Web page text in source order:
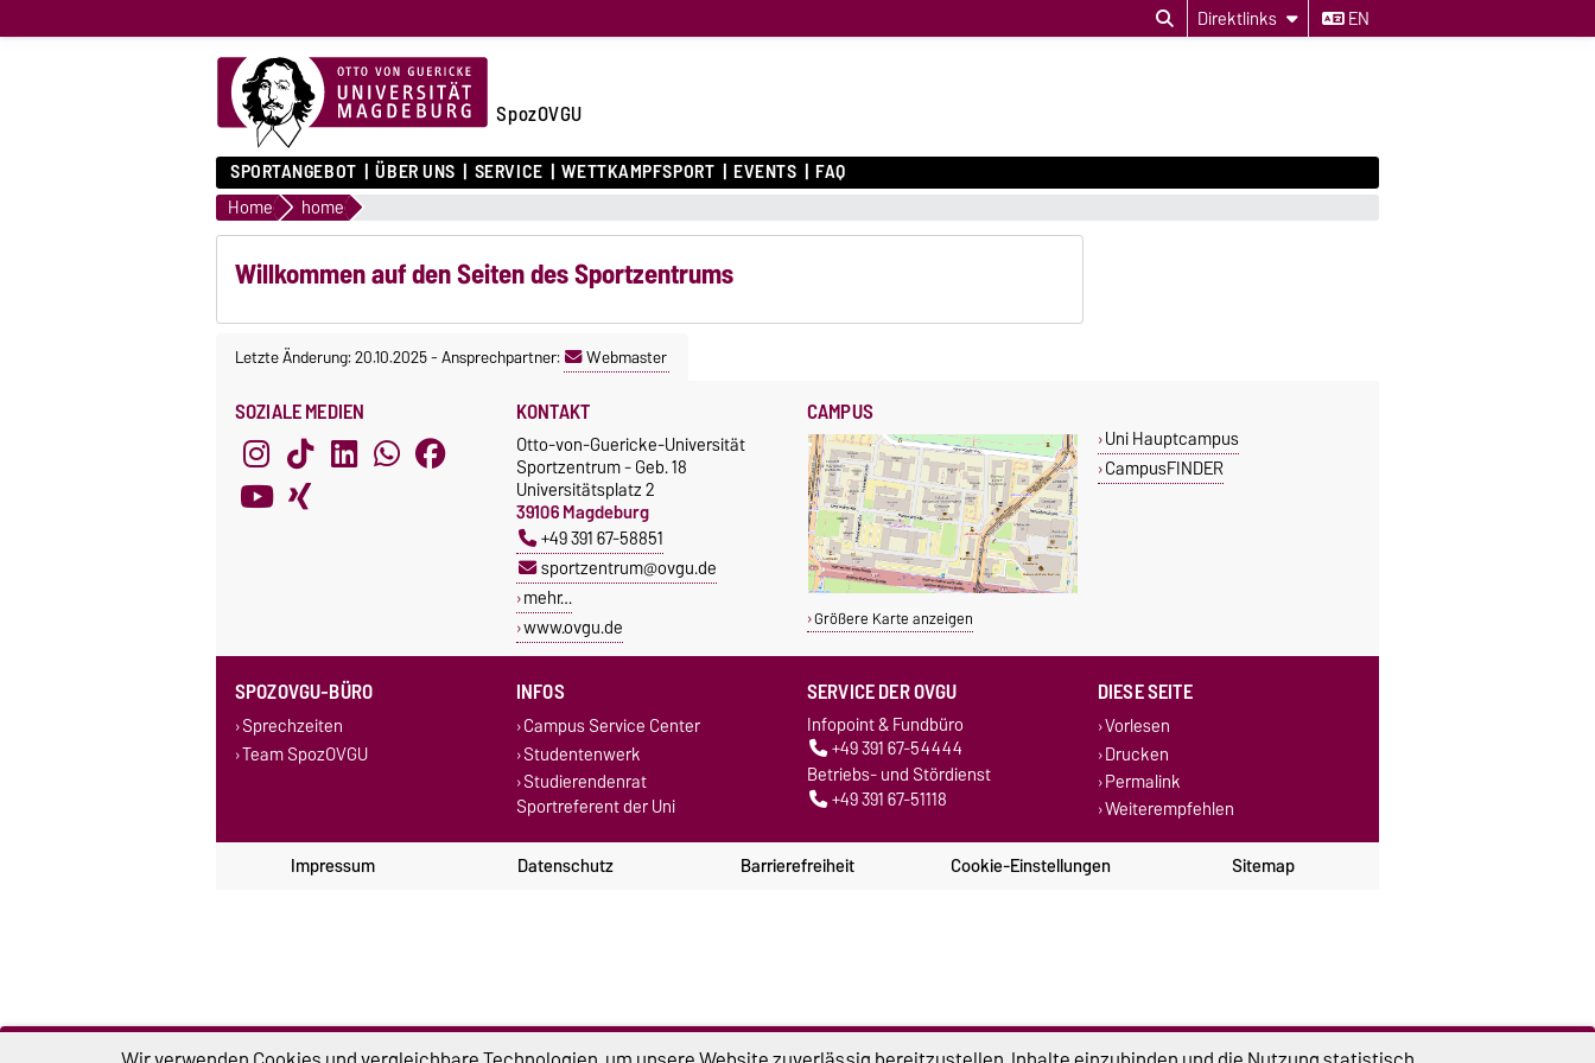
Direktlinks EN
SpozOVGU
SPORTANGEBOT ÜBER UNS SERVICE WETTKAMPFSPORT EVENTS FAQ
Home home
Willkommen auf den Seiten des Sportzentrums
Letzte Änderung: 20.10.2025-Ansprechpartner: Webmaster
SOZIALE MEDIEN KONTAKT
Otto-von-Guericke-Universität
Sportzentrum - Geb. 18
Universitätsplatz 2
39106 Magdeburg
+49 391 67-58851
sportzentrum@ovgu.de
mehr…
www.ovgu.de
CAMPUS
Größere Karte anzeigen
Uni Hauptcampus
CampusFINDER
SPOZOVGU-BÜRO
Sprechzeiten
Team SpozOVGU
INFOS
Campus Service Center
Studentenwerk
Studierendenrat
Sportreferent der Uni
SERVICE DER OVGU
Infopoint & Fundbüro
+49 391 67-54444
Betriebs- und Stördienst
+49 391 67-51118
DIESE SEITE
Vorlesen
Drucken
Permalink
Weiterempfehlen
Impressum Datenschutz Barrierefreiheit Cookie-Einstellungen Sitemap